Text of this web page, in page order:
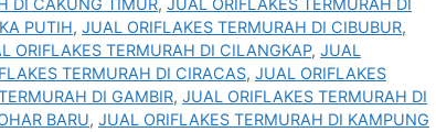
DI CAKUNG TIMUR, JUAL ORIFLAKES TERMURAH DI
PUTIH, JUAL ORIFLAKES TERMURAH DI CIBUBUR,
ORIFLAKES TERMURAH DI CILANGKAP, JUAL
TERMURAH DI CIRACAS, JUAL ORIFLAKES
DI GAMBIR, JUAL ORIFLAKES TERMURAH DI
BARU, JUAL ORIFLAKES TERMURAH DI KAMPUNG